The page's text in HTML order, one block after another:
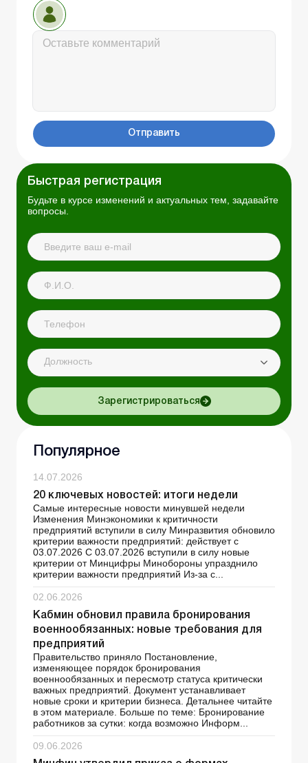
Отправить
Быстрая регистрация
Будьте в курсе изменений и актуальных тем, задавайте
вопросы.
Должность
Зарегистрироваться
Популярное
14.07.2026
20 ключевых новостей: итоги недели
Самые интересные новости минувшей недели
Изменения Минэкономики к критичности
предприятий вступили в силу Минразвития обновило
критерии важности предприятий: действует с
03.07.2026 С 03.07.2026 вступили в силу новые
критерии от Минцифры Минобороны упразднило
критерии важности предприятий Из-за с...
02.06.2026
Кабмин обновил правила бронирования
военнообязанных: новые требования для
предприятий
Правительство приняло Постановление,
изменяющее порядок бронирования
военнообязанных и пересмотр статуса критически
важных предприятий. Документ устанавливает
новые сроки и критерии бизнеса. Детальнее читайте
в этом материале. Больше по теме: Бронирование
работников за сутки: когда возможно Информ...
09.06.2026